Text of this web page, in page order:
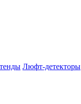
Люфт-детекторы